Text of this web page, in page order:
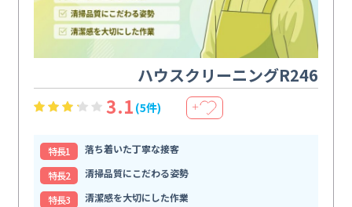
ハウスクリーニングR246
3.1 (5件) ＋
特⻑1
落ち着いた丁寧な接客
特⻑2
清掃品質にこだわる姿勢
特⻑3
清潔感を大切にした作業